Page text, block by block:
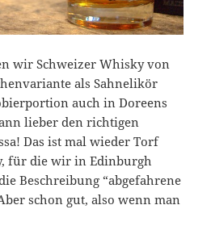
wir Schweizer Whisky von
als Sahnelikör
auch in Doreens
lieber den richtigen
Das ist mal wieder Torf
für die wir in Edinburgh
Beschreibung “abgefahrene
schon gut, also wenn man